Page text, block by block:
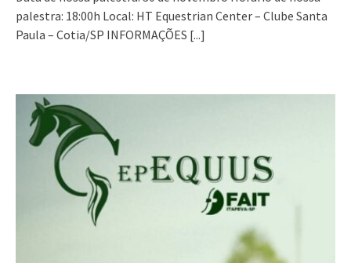
palestra: 18:00h Local: HT Equestrian Center – Clube Santa
Paula – Cotia/SP INFORMAÇÕES [...]